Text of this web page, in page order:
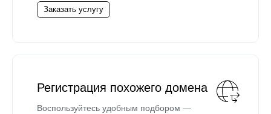
Заказать услугу
Регистрация похожего домена
Воспользуйтесь удобным подбором —